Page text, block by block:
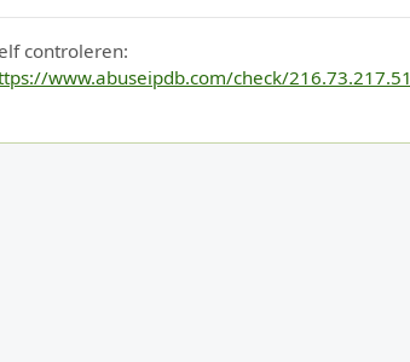
controleren:
www.abuseipdb.com/check/216.73.217.51